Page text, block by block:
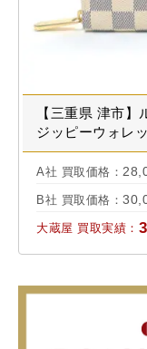
【三重県 津市
ジッピーウォレ
A社 買取価格：
B社 買取価格：
大蔵屋 買取実績：